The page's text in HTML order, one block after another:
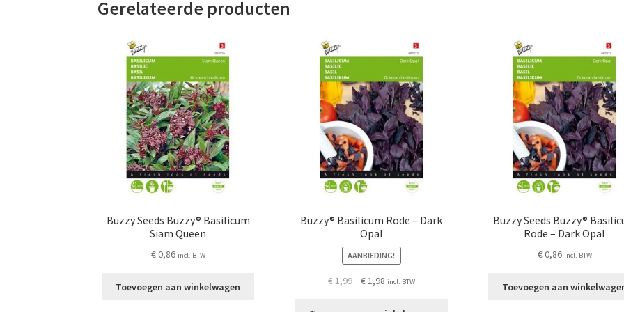
Gerelateerde producten
Buzzy Seeds Buzzy® Basilicum
Siam Queen
€0,86 incl. BTW
Toevoegen aan winkelwagen
Buzzy® Basilicum Rode – Dark
Opal
AANBIEDING!
€1,99
Oorspronkelijke
€1,98Huidige
incl. BTW
Buzzy Seeds Buzzy®
Rode – Dark Opal
€0,86 incl. BTW
Toevoegen aan